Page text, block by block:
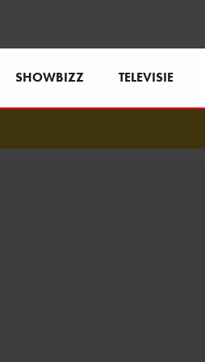
SHOWBIZZ TELEVISIE